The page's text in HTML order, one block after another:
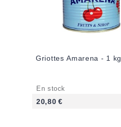
Griottes Amarena - 1 kg
En stock
20,80 €